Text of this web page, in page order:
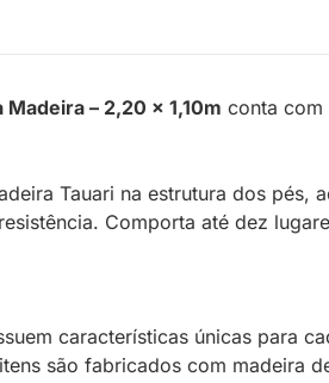
– 2,20 x 1,10m conta com
Tauari na estrutura dos
Comporta até dez
características únicas para
são fabricados com madeira